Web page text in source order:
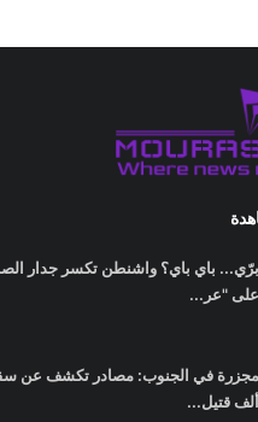
برّي... باي باي؟ واشنطن تكسر جدار
على "عر...
ألف قتيل...